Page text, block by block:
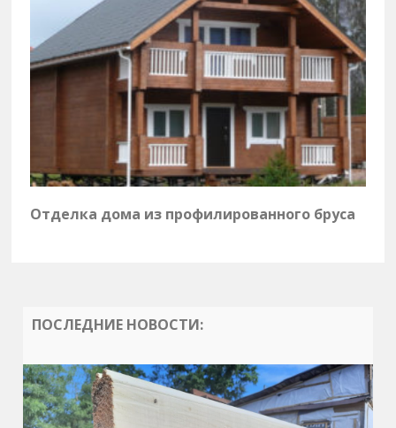
Отделка дома из профилированного бруса
ПОСЛЕДНИЕ НОВОСТИ: